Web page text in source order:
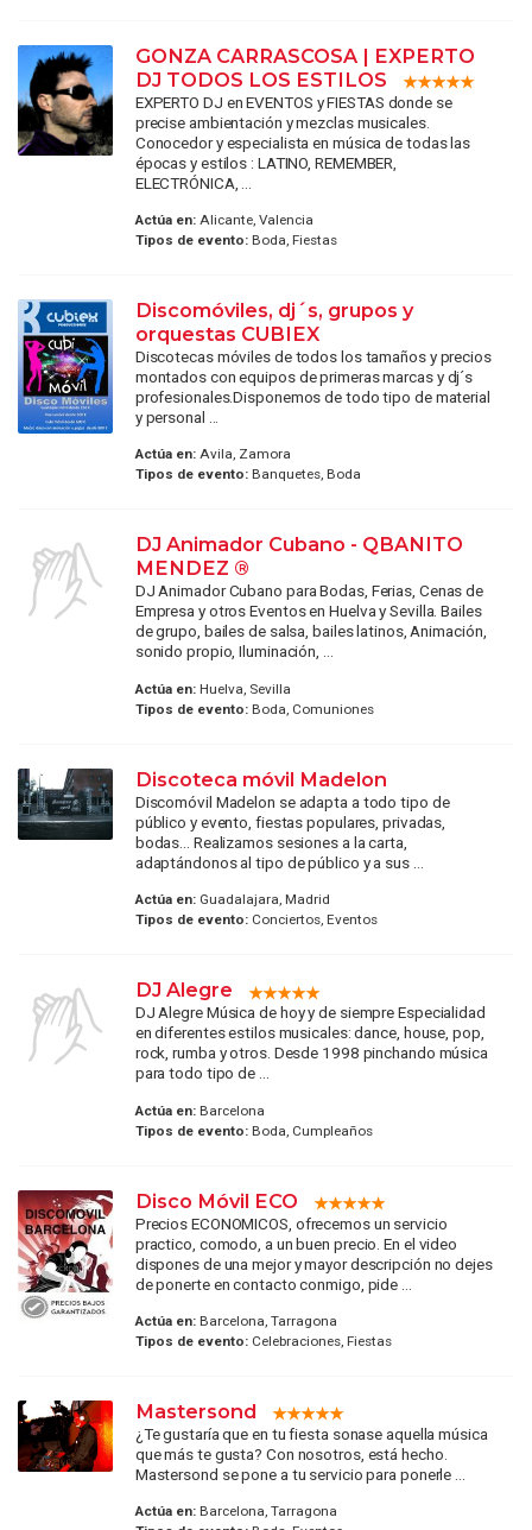
GONZA CARRASCOSA | EXPERTO
DJ TODOS LOS ESTILOS
EXPERTO DJ en EVENTOS y FIESTAS donde se
precise ambientación y mezclas musicales.
Conocedor y especialista en música de todas las
épocas y estilos : LATINO, REMEMBER,
ELECTRÓNICA, ...
Actúa en:Alicante, Valencia
Tipos de evento:Boda, Fiestas
Discomóviles, dj´s, grupos y
orquestas CUBIEX
Discotecas móviles de todos los tamaños y precios
montados con equipos de primeras marcas y dj´s
profesionales.Disponemos de todo tipo de material
y personal ...
Actúa en:Avila, Zamora
Tipos de evento:Banquetes, Boda
DJ Animador Cubano - QBANITO
MENDEZ ®
DJ Animador Cubano para Bodas, Ferias, Cenas de
Empresa y otros Eventos en Huelva y Sevilla. Bailes
de grupo, bailes de salsa, bailes latinos, Animación,
sonido propio, Iluminación, ...
Actúa en:Huelva, Sevilla
Tipos de evento:Boda, Comuniones
Discoteca móvil Madelon
Discomóvil Madelon se adapta a todo tipo de
público y evento, fiestas populares, privadas,
bodas... Realizamos sesiones a la carta,
adaptándonos al tipo de público y a sus ...
Actúa en:Guadalajara, Madrid
Tipos de evento:Conciertos, Eventos
DJ Alegre
DJ Alegre Música de hoy y de siempre Especialidad
en diferentes estilos musicales: dance, house, pop,
rock, rumba y otros. Desde 1998 pinchando música
para todo tipo de ...
Actúa en:Barcelona
Tipos de evento:Boda, Cumpleaños
Disco Móvil ECO
Precios ECONOMICOS, ofrecemos un servicio
practico, comodo, a un buen precio. En el video
dispones de una mejor y mayor descripción no dejes
de ponerte en contacto conmigo, pide ...
Actúa en:Barcelona, Tarragona
Tipos de evento:Celebraciones, Fiestas
Mastersond
¿Te gustaría que en tu fiesta sonase aquella música
que más te gusta? Con nosotros, está hecho.
Mastersond se pone a tu servicio para ponerle ...
Actúa en:Barcelona, Tarragona